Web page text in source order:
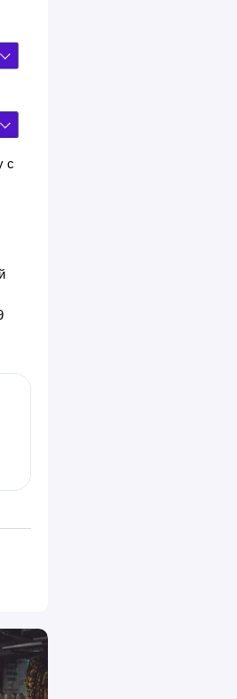
с